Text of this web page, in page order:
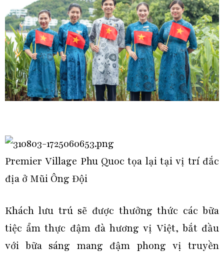
Premier Village Phu Quoc tọa lại tại vị trí đắc
địa ở Mũi Ông Đội
Khách lưu trú sẽ được thưởng thức các bữa
tiệc ẩm thực đậm đà hương vị Việt, bắt đầu
với bữa sáng mang đậm phong vị truyền